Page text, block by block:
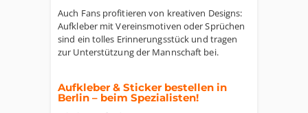
Auch Fans profitieren von kreativen Designs:
Aufkleber mit Vereinsmotiven oder Sprüchen
sind ein tolles Erinnerungsstück und tragen
zur Unterstützung der Mannschaft bei.
Aufkleber & Sticker bestellen in
Berlin – beim Spezialisten!